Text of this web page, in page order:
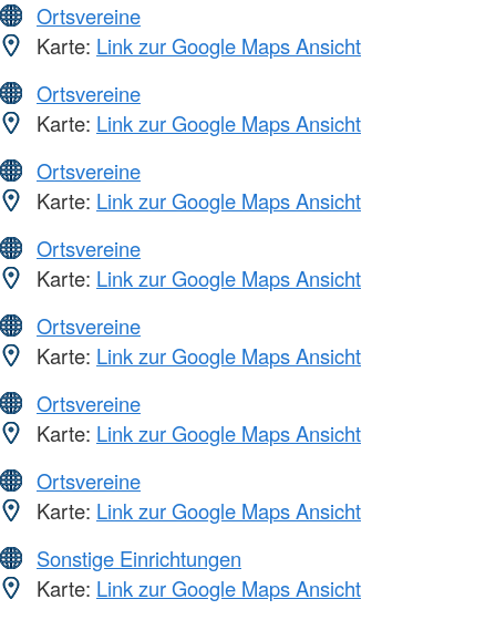
Ortsvereine
Karte: Link zur Google Maps Ansicht
Ortsvereine
Karte: Link zur Google Maps Ansicht
Ortsvereine
Karte: Link zur Google Maps Ansicht
Ortsvereine
Karte: Link zur Google Maps Ansicht
Ortsvereine
Karte: Link zur Google Maps Ansicht
Ortsvereine
Karte: Link zur Google Maps Ansicht
Ortsvereine
Karte: Link zur Google Maps Ansicht
Sonstige Einrichtungen
Karte: Link zur Google Maps Ansicht